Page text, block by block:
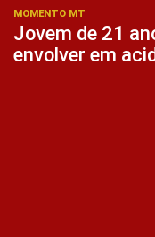
MOMENTO MT
Jovem de 21
envolver em